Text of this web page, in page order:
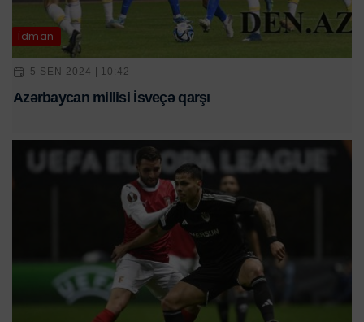
İdman
5 SEN 2024 | 10:42
Azərbaycan millisi İsveçə qarşı